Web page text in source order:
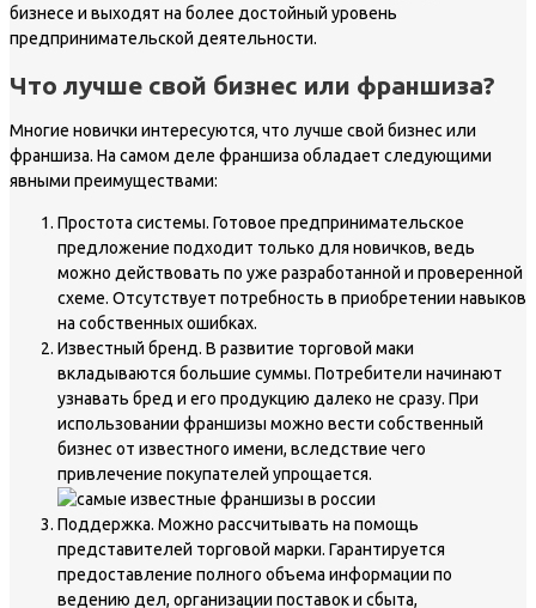
бизнесе и выходят на более достойный уровень
предпринимательской деятельности.
Что лучше свой бизнес или франшиза?
Многие новички интересуются, что лучше свой бизнес или
франшиза. На самом деле франшиза обладает следующими
явными преимуществами:
Простота системы. Готовое предпринимательское
предложение подходит только для новичков, ведь
можно действовать по уже разработанной и проверенной
схеме. Отсутствует потребность в приобретении навыков
на собственных ошибках.
Известный бренд. В развитие торговой маки
вкладываются большие суммы. Потребители начинают
узнавать бред и его продукцию далеко не сразу. При
использовании франшизы можно вести собственный
бизнес от известного имени, вследствие чего
привлечение покупателей упрощается.
Поддержка. Можно рассчитывать на помощь
представителей торговой марки. Гарантируется
предоставление полного объема информации по
ведению дел, организации поставок и сбыта,